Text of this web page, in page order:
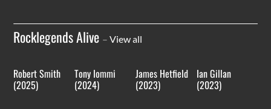
Rocklegends Alive –View all
Robert Smith
(2025)
Tony Iommi
(2024)
James Hetfield
(2023)
Ian Gillan
(2023)